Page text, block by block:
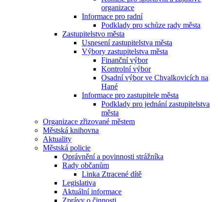
organizace
Informace pro radní
Podklady pro schůze rady města
Zastupitelstvo města
Usnesení zastupitelstva města
Výbory zastupitelstva města
Finanční výbor
Kontrolní výbor
Osadní výbor ve Chvalkovicích na
Hané
Informace pro zastupitele města
Podklady pro jednání zastupitelstva
města
Organizace zřizované městem
Městská knihovna
Aktuality
Městská policie
Oprávnění a povinnosti strážníka
Rady občanům
Linka Ztracené dítě
Legislativa
Aktuální informace
Zprávy o činnosti